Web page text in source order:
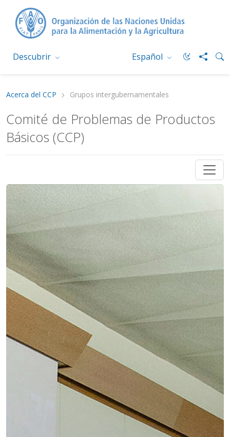
Descubrir Español
Acerca del CCP Grupos intergubernamentales
Comité de Problemas de Productos
Básicos (CCP)